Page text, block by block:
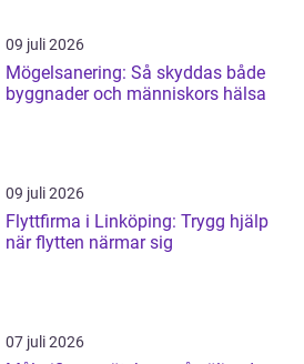
09 juli 2026
Mögelsanering: Så skyddas både
byggnader och människors hälsa
09 juli 2026
Flyttfirma i Linköping: Trygg hjälp
när flytten närmar sig
07 juli 2026